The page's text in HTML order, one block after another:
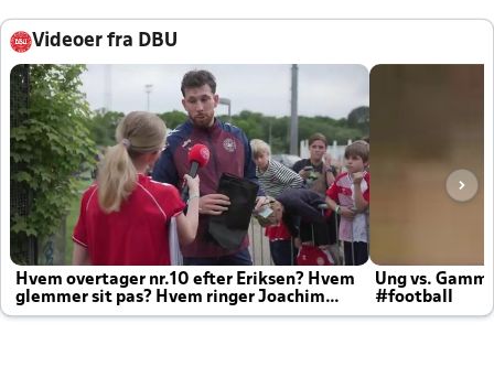
Videoer fra DBU
Hvem overtager nr.10 efter Eriksen? Hvem
glemmer sit pas? Hvem ringer Joachim
altid til efter kampe?
Ung vs.
#football